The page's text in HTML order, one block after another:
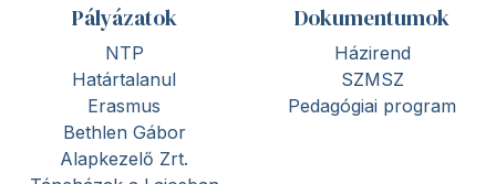
Pályázatok
NTP
Határtalanul
Erasmus
Bethlen Gábor
Alapkezelő Zrt.
Dokumentumok
Házirend
SZMSZ
Pedagógiai program